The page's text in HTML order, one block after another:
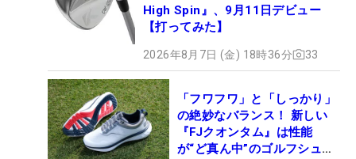
High Spin』、9月11日デビュー
【打ってみた】
2026年8月7日 (金) 18時36分 33
「フワフワ」と「しっかり」
の絶妙なバランス！ 新しい
『FJクオンタム』は性能
が“ど真ん中”のゴルフシュー